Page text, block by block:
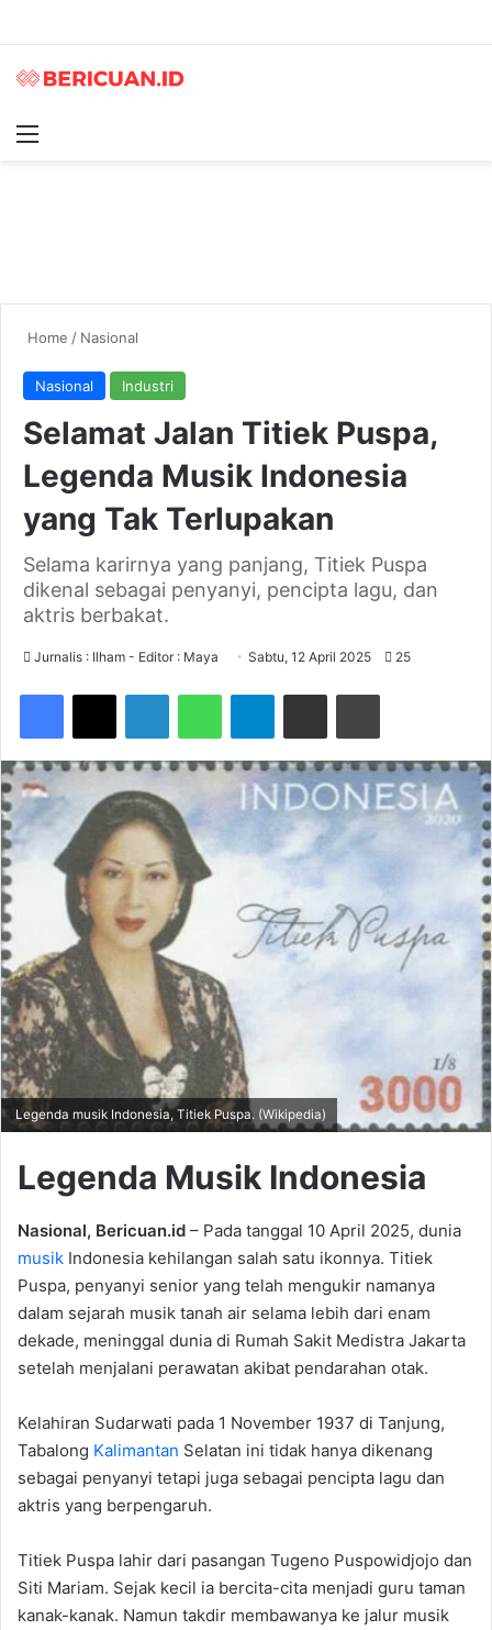
Home / Nasional
Nasional Industri
Selamat Jalan Titiek Puspa,
Legenda Musik Indonesia
yang Tak Terlupakan
Selama karirnya yang panjang, Titiek Puspa
dikenal sebagai penyanyi, pencipta lagu, dan
aktris berbakat.
Jurnalis : Ilham - Editor : Maya Sabtu, 12 April 2025 25
Telegram
Legenda musik Indonesia, Titiek Puspa. (Wikipedia)
Legenda Musik Indonesia
Nasional, Bericuan.id – Pada tanggal 10 April 2025, dunia
musik Indonesia kehilangan salah satu ikonnya. Titiek
Puspa, penyanyi senior yang telah mengukir namanya
dalam sejarah musik tanah air selama lebih dari enam
dekade, meninggal dunia di Rumah Sakit Medistra Jakarta
setelah menjalani perawatan akibat pendarahan otak.
Kelahiran Sudarwati pada 1 November 1937 di Tanjung,
Tabalong Kalimantan Selatan ini tidak hanya dikenang
sebagai penyanyi tetapi juga sebagai pencipta lagu dan
aktris yang berpengaruh.
Titiek Puspa lahir dari pasangan Tugeno Puspowidjojo dan
Siti Mariam. Sejak kecil ia bercita-cita menjadi guru taman
kanak-kanak. Namun takdir membawanya ke jalur musik